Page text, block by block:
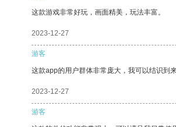
这款游戏非常好玩，画面精美，玩法丰富。
2023-12-27
游客
这款app的用户群体非常庞大，我可以结识到
2023-12-27
游客